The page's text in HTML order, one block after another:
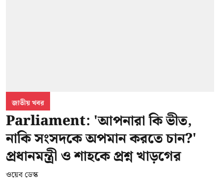
জাতীয় খবর
Parliament: 'আপনারা কি ভীত,
নাকি সংসদকে অপমান করতে চান?'
প্রধানমন্ত্রী ও শাহকে প্রশ্ন খাড়গের
ওয়েব ডেস্ক